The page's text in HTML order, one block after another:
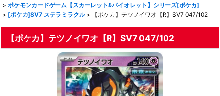
> ポケモンカードゲーム【スカーレット&バイオレット】シリーズ[ポケカ]
> [ポケカ]SV7 ステラミラクル > 【ポケカ】テツノイワオ【R】SV7 047/102
【ポケカ】テツノイワオ【R】SV7 047/102